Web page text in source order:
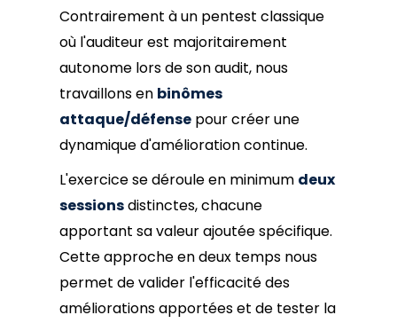
Contrairement à un pentest classique
où l'auditeur est majoritairement
autonome lors de son audit, nous
travaillons en binômes
attaque/défense pour créer une
dynamique d'amélioration continue.
L'exercice se déroule en minimum deux
sessionsdistinctes, chacune
apportant sa valeur ajoutée spécifique.
Cette approche en deux temps nous
permet de valider l'efficacité des
améliorations apportées et de tester la